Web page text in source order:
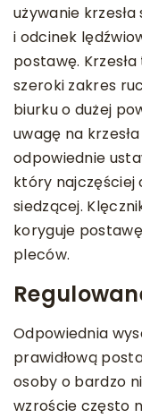
używanie
i odcinek
postawę.
szeroki zakres
biurku o dużej
uwagę na
odpowiednie
który
siedzącej.
koryguje
pleców.
Odpowiednia
prawidłową
osoby o bardzo
wzroście często